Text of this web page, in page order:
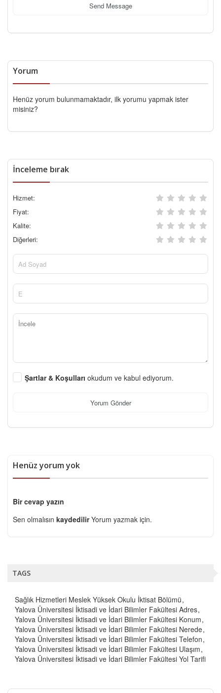
Send Message
Yorum
Henüz yorum bulunmamaktadır, ilk yorumu yapmak ister
misiniz?
İnceleme bırak
Hizmet:
Fiyat:
Kalite:
Diğerleri:
Şartlar & Koşulları okudum ve kabul ediyorum.
Yorum Gönder
Henüz yorum yok
Bir cevap yazın
Sen olmalısın kaydedilirYorum yazmak için.
TAGS
Sağlık Hizmetleri Meslek Yüksek Okulu İktisat Bölümü
Yalova Üniversitesi İktisadi ve İdari Bilimler Fakültesi Adres
Yalova Üniversitesi İktisadi ve İdari Bilimler Fakültesi Konum
Yalova Üniversitesi İktisadi ve İdari Bilimler Fakültesi Nerede
Yalova Üniversitesi İktisadi ve İdari Bilimler Fakültesi Telefon
Yalova Üniversitesi İktisadi ve İdari Bilimler Fakültesi Ulaşım
Yalova Üniversitesi İktisadi ve İdari Bilimler Fakültesi Yol Tarifi